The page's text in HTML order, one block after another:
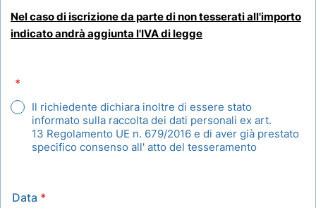
Nel caso di iscrizione da parte di non tesserati all'importo
indicato andrà aggiunta l'IVA di legge
*
Il richiedente dichiara inoltre di essere stato
informato sulla raccolta dei dati personali ex art.
13 Regolamento UE n. 679/2016 e di aver già prestato
specifico consenso all' atto del tesseramento
Data *